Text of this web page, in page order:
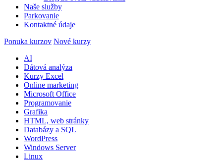
Naše služby
Parkovanie
Kontaktné údaje
Ponuka kurzov Nové kurzy
AI
Dátová analýza
Kurzy Excel
Online marketing
Microsoft Office
Programovanie
Grafika
HTML, web stránky
Databázy a SQL
WordPress
Windows Server
Linux